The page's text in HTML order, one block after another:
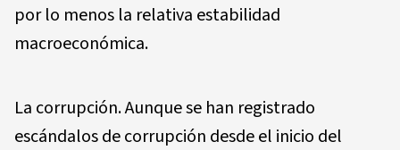
por lo menos la relativa estabilidad
macroeconómica.
La corrupción. Aunque se han registrado
escándalos de corrupción desde el inicio del